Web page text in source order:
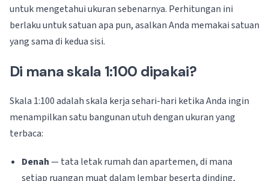
untuk mengetahui ukuran sebenarnya. Perhitungan ini
berlaku untuk satuan apa pun, asalkan Anda memakai satuan
yang sama di kedua sisi.
Di mana skala 1:100 dipakai?
Skala 1:100 adalah skala kerja sehari-hari ketika Anda ingin
menampilkan satu bangunan utuh dengan ukuran yang
terbaca:
Denah— tata letak rumah dan apartemen, di mana
setiap ruangan muat dalam lembar beserta dinding,